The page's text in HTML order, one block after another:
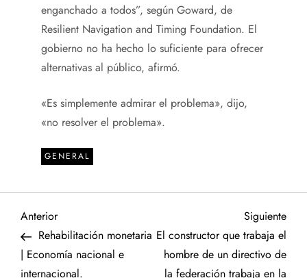
enganchado a todos”, según Goward, de
Resilient Navigation and Timing Foundation. El
gobierno no ha hecho lo suficiente para ofrecer
alternativas al público, afirmó.
«Es simplemente admirar el problema», dijo,
«no resolver el problema».
GENERAL
N
a
Entrada
anterior
Anterior
Rehabilitación monetaria
| Economía nacional e
internacional.
Siguiente
El constructor que trabaja el
hombre de un directivo de
la federación trabaja en la